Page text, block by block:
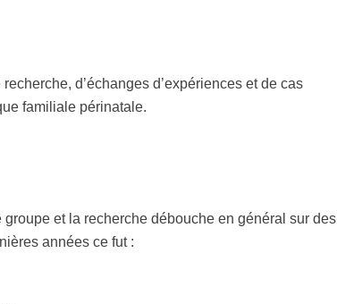
d’échanges d’expériences et de cas
familiale périnatale.
et la recherche débouche en général sur des
années ce fut :